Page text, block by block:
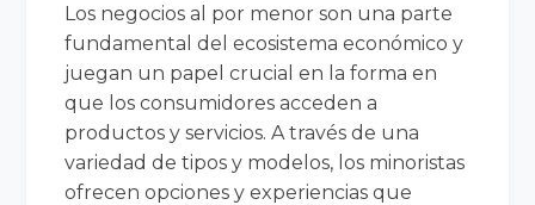
Los negocios al por menor son una parte
fundamental del ecosistema económico y
juegan un papel crucial en la forma en
que los consumidores acceden a
productos y servicios. A través de una
variedad de tipos y modelos, los minoristas
ofrecen opciones y experiencias que